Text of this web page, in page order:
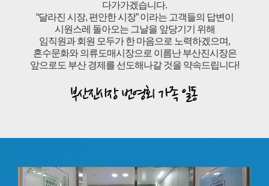
다가가겠습니다.
“달라진 시장, 편안한 시장” 이라는 고객들의 답변이
시원스레 돌아오는 그날을 앞당기기 위해
임직원과 회원 모두가 한 마음으로 노력하겠으며,
혼수문화와 의류도매시장으로 이름난 부산진시장은
앞으로도 부산 경제를 선도해나갈 것을 약속드립니다!